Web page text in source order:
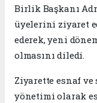
Birlik Başkanı
üyelerini ziyaret
ederek, yeni
olmasını diledi.
Ziyarette esnaf
yönetimi olarak